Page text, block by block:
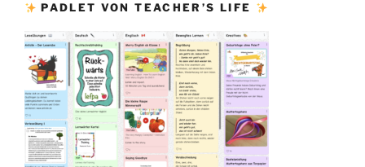
PADLET VON TEACHER’S LIFE